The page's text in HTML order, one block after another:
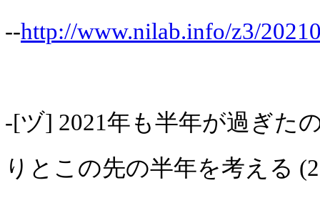
--http://www.nilab.info/z3/
-[ヅ] 2021年も半年が過ぎた
りとこの先の半年を考える